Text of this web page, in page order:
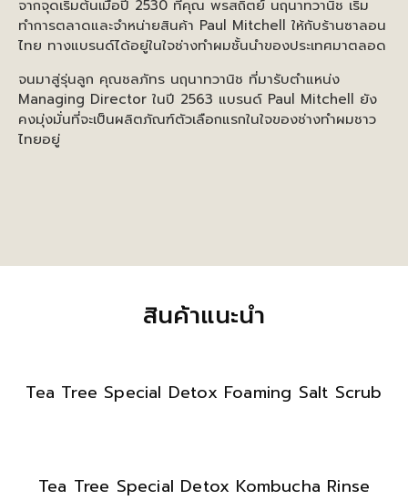
จากจุดเริ่มต้นเมื่อปี 2530 ที่คุณ พรสถิตย์ นฤนาทวานิช เริ่ม
ทำการตลาดและจำหน่ายสินค้า Paul Mitchell ให้กับร้านซาลอน
ไทย ทางแบรนด์ได้อยู่ในใจช่างทำผมชั้นนำของประเทศมาตลอด
จนมาสู่รุ่นลูก คุณชลภัทร นฤนาทวานิช ที่มารับตำแหน่ง
Managing Director ในปี 2563 แบรนด์ Paul Mitchell ยัง
คงมุ่งมั่นที่จะเป็นผลิตภัณฑ์ตัวเลือกแรกในใจของช่างทำผมชาว
ไทยอยู่
สินค้าแนะนำ
Tea Tree Special Detox Foaming Salt Scrub
Tea Tree Special Detox Kombucha Rinse